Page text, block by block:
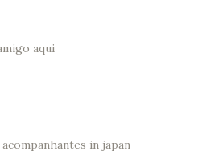
aqui
in japan